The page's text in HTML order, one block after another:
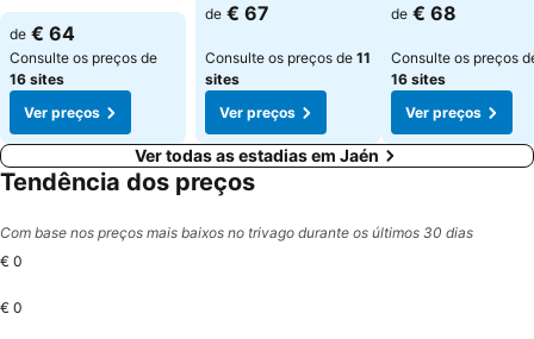
de € 64
Consulte os preços de
16 sites
Ver preços
de € 67
Consulte os preços de 11
sites
Ver preços
de € 68
Consulte os preços
16 sites
Ver preços
Ver todas as estadias em Jaén
Tendência dos preços
Com base nos preços mais baixos no trivago durante os últimos 30 dias
€ 0
€ 0